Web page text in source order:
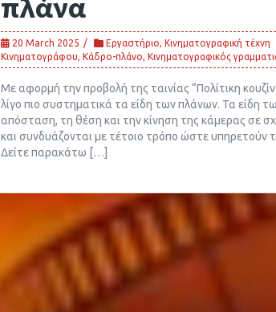
πλάνα
20 March 2025 Εργαστήριο, Κινηματογραφική τέχνη
Κινηματογράφου, Κάδρο-πλάνο, Κινηματογραφικός
Με αφορμή την προβολή της ταινίας “Πολίτικη
λίγο πιο συστηματικά τα είδη των πλάνων. Τα είδη
απόσταση, τη θέση και την κίνηση της κάμερας σε
και συνδυάζονται με τέτοιο τρόπο ώστε υπηρετούν
Δείτε παρακάτω […]